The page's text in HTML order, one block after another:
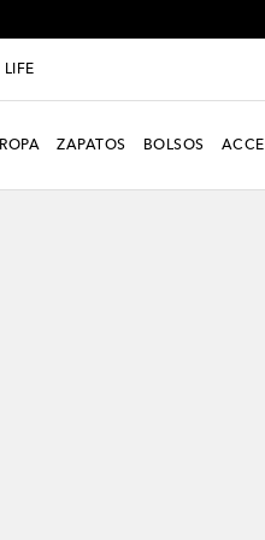
LIFE
ROPA ZAPATOS BOLSOS